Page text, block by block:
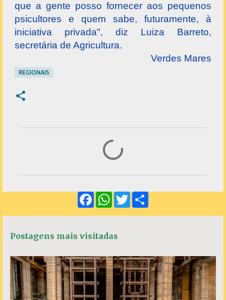
que a gente posso fornecer aos pequenos
psicultores e quem sabe, futuramente, à
iniciativa privada", diz Luiza Barreto,
secretária de Agricultura.
Verdes Mares
REGIONAIS
t
i
o
s
F
a
o
W
h
A
T
w
Postagens mais visitadas